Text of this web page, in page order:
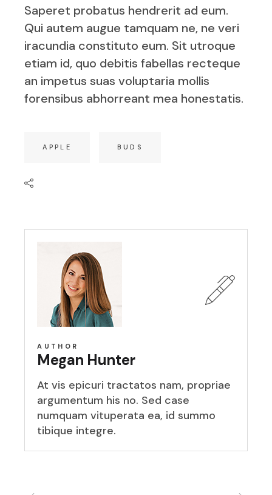
Saperet probatus hendrerit ad eum.
Qui autem augue tamquam ne, ne veri
iracundia constituto eum. Sit utroque
etiam id, quo debitis fabellas recteque
an impetus suas voluptaria mollis
forensibus abhorreant mea honestatis.
APPLE BUDS
AUTHOR
Megan Hunter
At vis epicuri tractatos nam, propriae
argumentum his no. Sed case
numquam vituperata ea, id summo
tibique integre.